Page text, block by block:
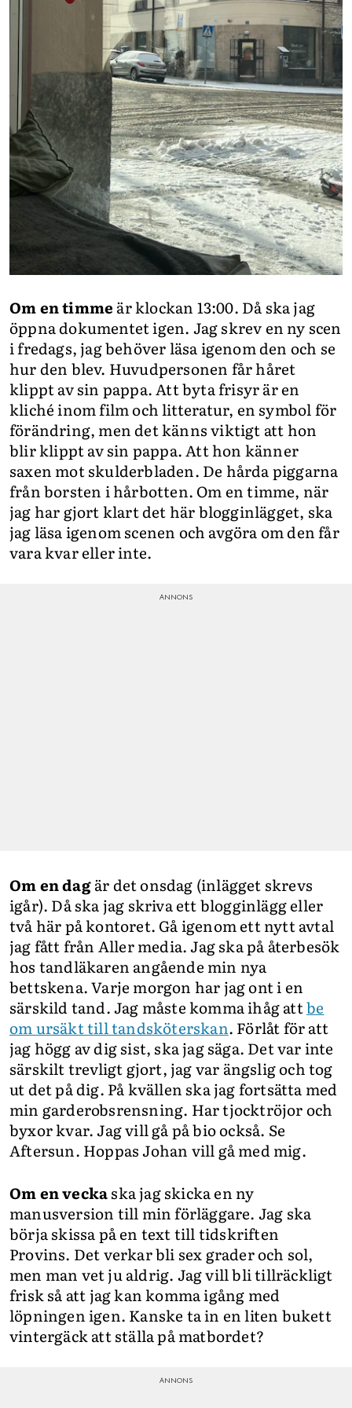
Om en timme är klockan 13:00. Då ska jag
öppna dokumentet igen. Jag skrev en ny scen
i fredags, jag behöver läsa igenom den och se
hur den blev. Huvudpersonen får håret
klippt av sin pappa. Att byta frisyr är en
kliché inom film och litteratur, en symbol för
förändring, men det känns viktigt att hon
blir klippt av sin pappa. Att hon känner
saxen mot skulderbladen. De hårda piggarna
från borsten i hårbotten. Om en timme, när
jag har gjort klart det här blogginlägget, ska
jag läsa igenom scenen och avgöra om den får
vara kvar eller inte.
Om en dagär det onsdag (inlägget skrevs
igår). Då ska jag skriva ett blogginlägg eller
två här på kontoret. Gå igenom ett nytt avtal
jag fått från Aller media. Jag ska på återbesök
hos tandläkaren angående min nya
bettskena. Varje morgon har jag ont i en
särskild tand. Jag måste komma ihåg attbe
om ursäkt till tandsköterskan. Förlåt för att
jag högg av dig sist, ska jag säga. Det var inte
särskilt trevligt gjort, jag var ängslig och tog
ut det på dig. På kvällen ska jag fortsätta med
min garderobsrensning. Har tjocktröjor och
byxor kvar. Jag vill gå på bio också. Se
Aftersun. Hoppas Johan vill gå med mig.
Om en veckaska jag skicka en ny
manusversion till min förläggare. Jag ska
börja skissa på en text till tidskriften
Provins. Det verkar bli sex grader och sol,
men man vet ju aldrig. Jag vill bli tillräckligt
frisk så att jag kan komma igång med
löpningen igen. Kanske ta in en liten bukett
vintergäck att ställa på matbordet?